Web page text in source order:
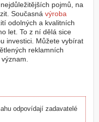
pojmů, na
Současná výroba
odolných a kvalitních
let. To z ní dělá sice
investici. Můžete vybírat
reklamních
odpovídají zadavatelé